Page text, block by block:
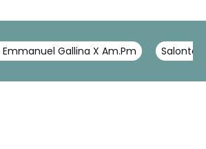
Gallina X Am.Pm